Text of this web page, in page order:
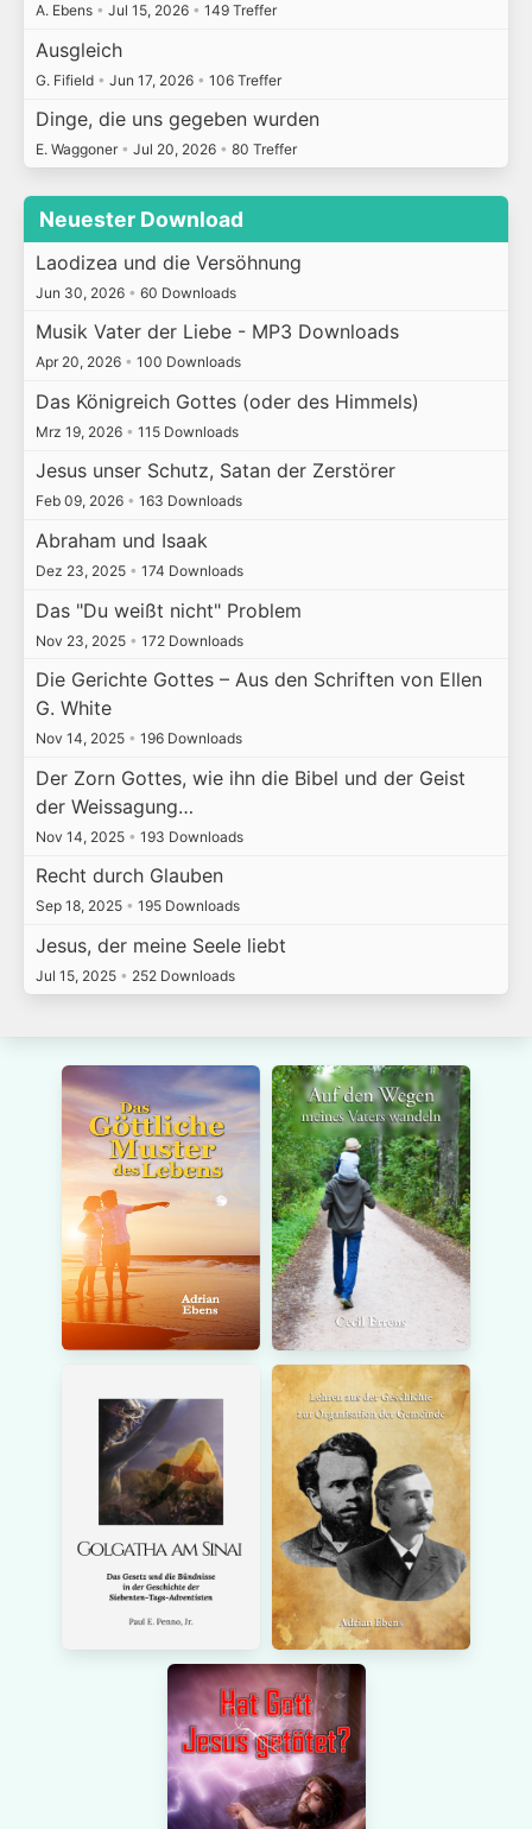
A. Ebens • Jul 15, 2026 • 149 Treffer
Ausgleich
G. Fifield • Jun 17, 2026 • 106 Treffer
Dinge, die uns gegeben wurden
E. Waggoner • Jul 20, 2026 • 80 Treffer
Neuester Download
Laodizea und die Versöhnung
Jun 30, 2026 • 60 Downloads
Musik Vater der Liebe - MP3 Downloads
Apr 20, 2026 • 100 Downloads
Das Königreich Gottes (oder des Himmels)
Mrz 19, 2026 • 115 Downloads
Jesus unser Schutz, Satan der Zerstörer
Feb 09, 2026 • 163 Downloads
Abraham und Isaak
Dez 23, 2025 • 174 Downloads
Das "Du weißt nicht" Problem
Nov 23, 2025 • 172 Downloads
Die Gerichte Gottes – Aus den Schriften von Ellen
G. White
Nov 14, 2025 • 196 Downloads
Der Zorn Gottes, wie ihn die Bibel und der Geist
der Weissagung…
Nov 14, 2025 • 193 Downloads
Recht durch Glauben
Sep 18, 2025 • 195 Downloads
Jesus, der meine Seele liebt
Jul 15, 2025 • 252 Downloads